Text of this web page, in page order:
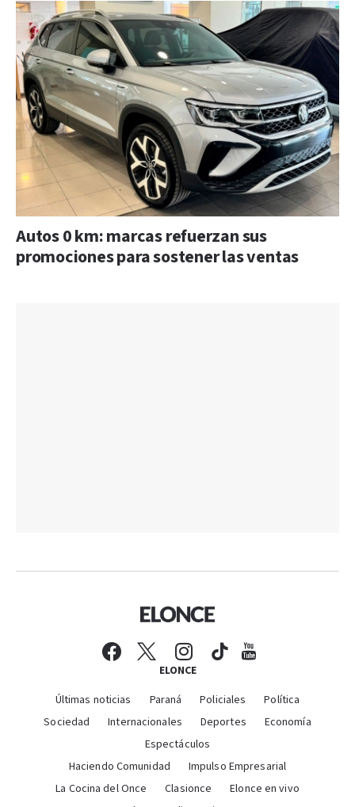
Autos 0 km: marcas refuerzan sus
promociones para sostener las ventas
ELONCE
Últimas noticias Paraná Policiales
Política
Sociedad
Internacionales Deportes
Economía
Espectáculos
Haciendo Comunidad
Impulso Empresarial
La Cocina del Once
Clasionce
Elonce en vivo